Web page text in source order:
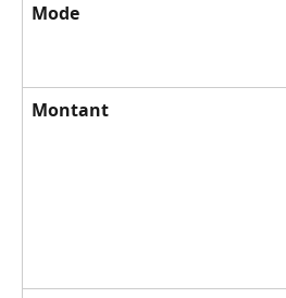
Mode
Montant